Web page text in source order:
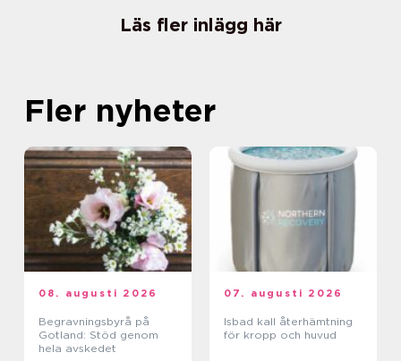
Läs fler inlägg här
Fler nyheter
08. augusti 2026
Begravningsbyrå på
Gotland: Stöd genom
hela avskedet
07. augusti 2026
Isbad kall återhämtning
för kropp och huvud